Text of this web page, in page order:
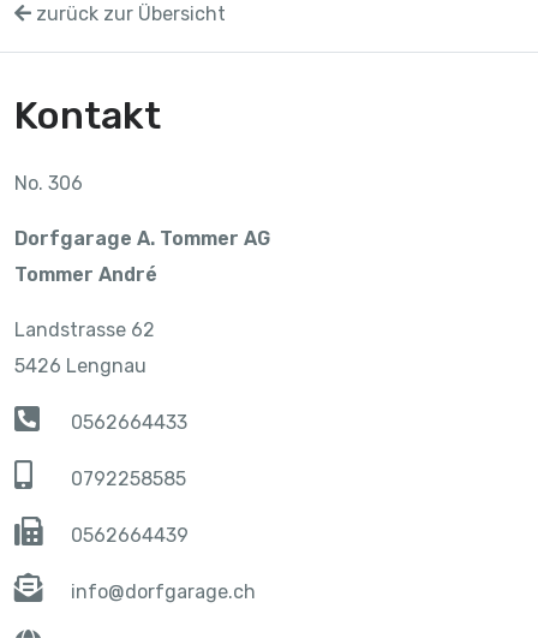
zurück zur Übersicht
Kontakt
No. 306
Dorfgarage A. Tommer AG
Tommer André
Landstrasse 62
5426 Lengnau
0562664433
0792258585
0562664439
info@dorfgarage.ch